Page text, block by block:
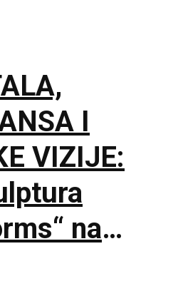
I
VIZIJE:
na